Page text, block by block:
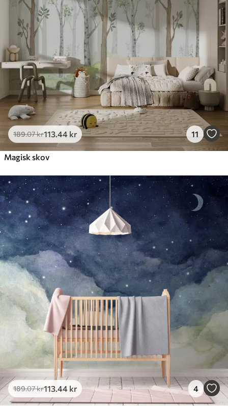
189.07kr113.44 kr 11
Magisk skov
189.07kr113.44 kr 4